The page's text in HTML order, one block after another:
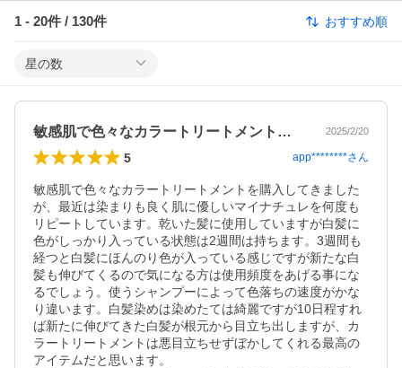
1 - 20件 / 130件 おすすめ順
星の数
敏感肌で色々なカラートリートメントを購… 2025/2/20
5 app********さん
敏感肌で色々なカラートリートメントを購入してきました
が、最近は染まりも良く肌に優しいマイナチュレを何度も
リピートしています。乾いた髪に使用していますが白髪に
色がしっかり入っている状態は2週間は持ちます。3週間も
経つと白髪にほんのり色が入っている感じですが新たな白
髪も伸びてくるので気になる方は使用頻度をあげる事にな
るでしょう。使うシャンプーによって色落ちの速度がかな
り違います。白髪染めは染めたては綺麗ですが10日程すれ
ば新たに伸びてきた白髪が根元から目立ち出しますが、カ
ラートリートメントは悪目立ちせずぼかしてくれる最高の
アイテムだと思います。